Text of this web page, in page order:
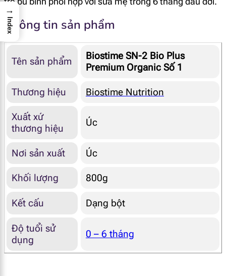
Thông tin sản phẩm
Tên sản phẩm
Biostime SN-2 Bio Plus
Premium Organic Số 1
Thương hiệu Biostime Nutrition
Xuất xứ
thương hiệu
Úc
Nơi sản xuất Úc
Khối lượng 800g
Kết cấu Dạng bột
Độ tuổi sử
dụng
0 – 6 tháng
→
Index